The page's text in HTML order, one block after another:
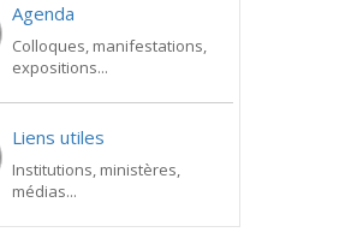
Agenda
Colloques, manifestations,
expositions...
Liens utiles
Institutions, ministères,
médias...